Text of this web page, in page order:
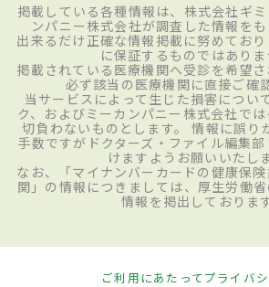
掲載している各種情報は、株式会社ギ
ンパニー株式会社が調査した情報をも
出来るだけ正確な情報掲載に努めてお
に保証するものではありま
掲載されている医療機関へ受診を希望
必ず該当の医療機関に直接ご確
当サービスによって生じた損害につい
ク、およびミーカンパニー株式会社で
切負わないものとします。 情報に誤り
手数ですがドクターズ・ファイル編集
けますようお願いいたし
なお、「マイナンバーカードの健康保
関」の情報につきましては、厚生労働省
情報を掲出しております
ご利用にあたってプライバ